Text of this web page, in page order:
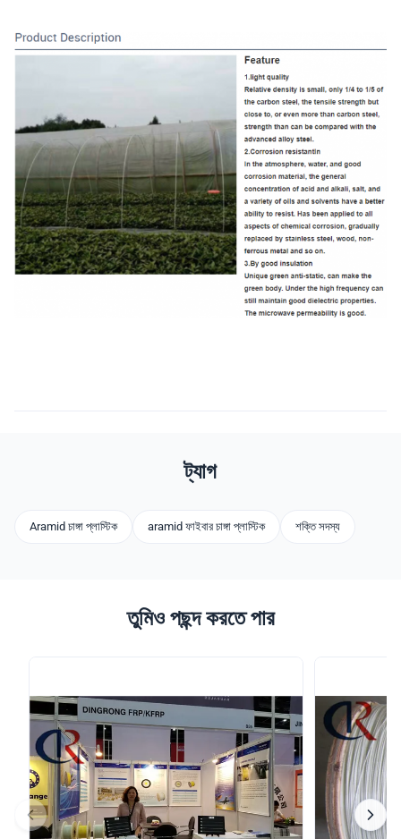
ট্যাগ
Aramid চাঙ্গা প্লাস্টিক aramid ফাইবার চাঙ্গা প্লাস্টিক শক্তি সদস্য
তুমিও পছন্দ করতে পার